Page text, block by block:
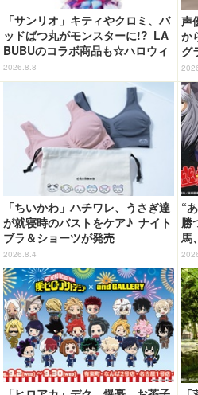
「サンリオ」キティやクロミ、バ
ッドばつ丸がモンスターに!? LA
BUBUのコラボ商品も☆ハロウィ
ーングッズ情報が到着【サンリオ
ピューロランド】
2026.8.8
声
か
グ
り
「ちいかわ」ハチワレ、うさぎ達
が就寝時のバストをケア♪ ナイト
ブラ＆ショーツが発売
2026.8.4
“
勝
馬
ン